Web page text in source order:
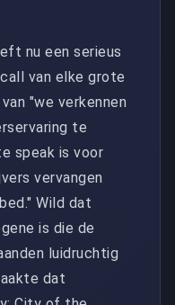
nu een serieus
van elke grote
"we verkennen
te
speak is voor
vervangen
Wild dat
is die de
luidruchtig
dat